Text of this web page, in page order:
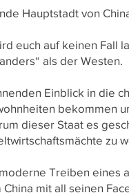
Hauptstadt von
euch auf keinen Fall
als der Westen.
Einblick in die
bekommen
dieser Staat es
zu
Treiben eines
mit all seinen